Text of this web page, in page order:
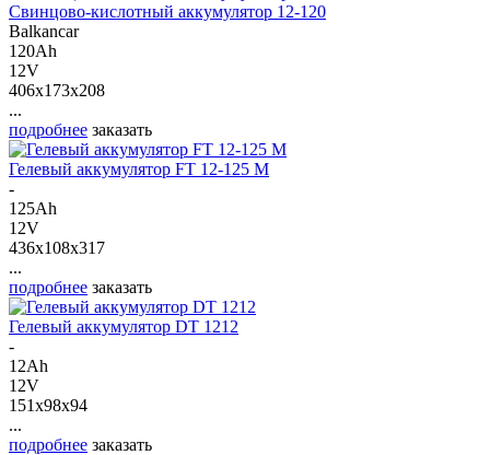
Свинцово-кислотный аккумулятор 12-120
Balkancar
120Ah
12V
406x173x208
...
подробнее заказать
Гелевый аккумулятор FT 12-125 M
-
125Ah
12V
436x108x317
...
подробнее заказать
Гелевый аккумулятор DT 1212
-
12Ah
12V
151x98x94
...
подробнее заказать